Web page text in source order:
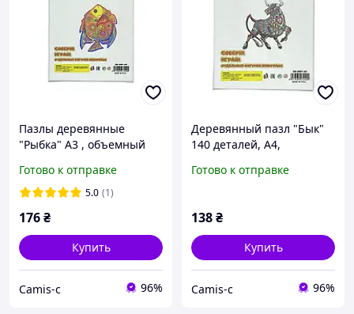
Пазлы деревянные
"Рыбка" А3 , объемный
для детей и взрослых,
развивающий набор
Готово к отправке
5.0 (1)
176₴
Купить
Camis-c 96%
Деревянный пазл "Бык"
140 деталей, А4,
взрослых
Готово к отправке
138₴
Купить
Camis-c 96%